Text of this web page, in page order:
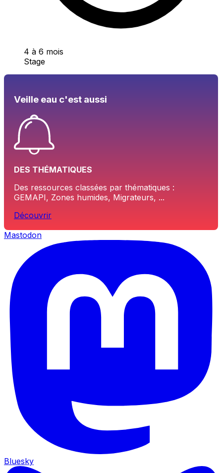
4 à 6 mois
Stage
Veille eau c'est aussi
DES THÉMATIQUES
Des ressources classées par thématiques :
GEMAPI, Zones humides, Migrateurs, ...
Découvrir
Mastodon
Bluesky